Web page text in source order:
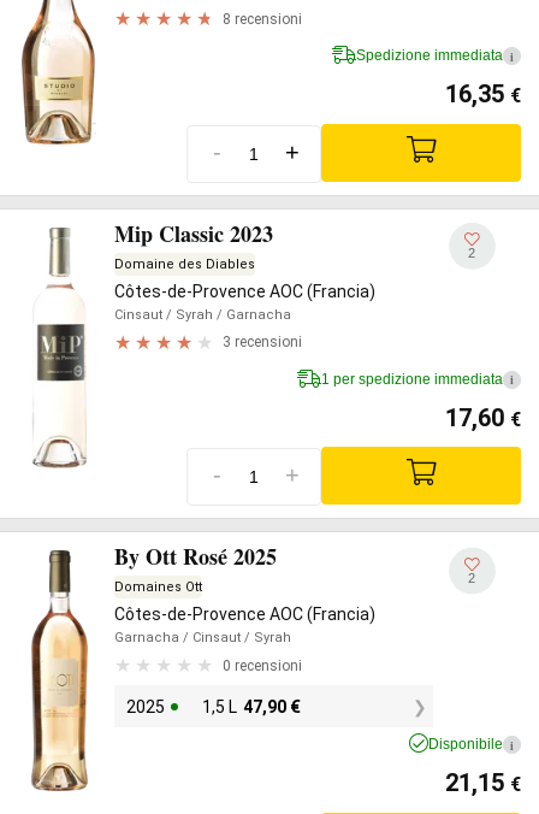
8 recensioni
Spedizione immediata i
16,35 €
- +
Mip Classic 2023
Domaine des Diables
Côtes-de-Provence AOC (Francia)
Cinsaut / Syrah / Garnacha
3 recensioni
2
1 per spedizione immediata i
17,60 €
- +
By Ott Rosé 2025
Domaines Ott
Côtes-de-Provence AOC (Francia)
Garnacha / Cinsaut / Syrah
0 recensioni
2025 1,5 L 47,90 €
2
Disponibile i
21,15 €